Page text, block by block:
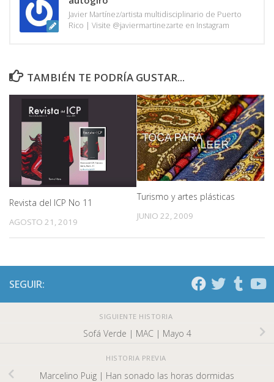
Javier Martínez/artista multidisciplinario de Puerto
Rico | Visite @javiermartinezarte en Instagram
TAMBIÉN TE PODRÍA GUSTAR...
Revista del ICP No 11
AGOSTO 21, 2019
Turismo y artes plásticas
JUNIO 22, 2009
SEGUIR:
SIGUIENTE HISTORIA
Sofá Verde | MAC | Mayo 4
HISTORIA PREVIA
Marcelino Puig | Han sonado las horas dormidas